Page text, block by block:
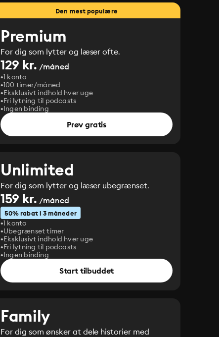
Den mest populære
Premium
For dig som lytter og læser ofte.
129 kr. /måned
1 konto
100 timer/måned
Eksklusivt indhold hver uge
Fri lytning til podcasts
Ingen binding
Prøv gratis
Unlimited
For dig som lytter og læser ubegrænset.
159 kr. /måned
50% rabat i 3 måneder
1 konto
Ubegrænset timer
Eksklusivt indhold hver uge
Fri lytning til podcasts
Ingen binding
Start tilbuddet
Family
For dig som ønsker at dele historier med